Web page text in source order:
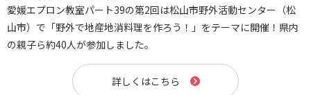
愛媛エプロン教室パート39の第2回は松山市野外活動センター（松
山市）で「野外で地産地消料理を作ろう！」をテーマに開催！県内
の親子ら約40人が参加しました。
詳しくはこちら